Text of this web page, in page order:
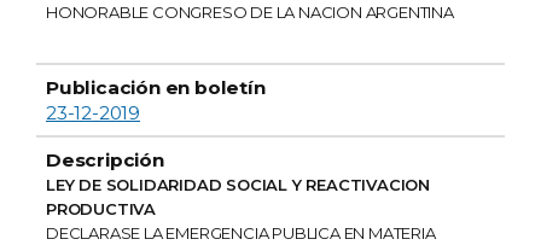
HONORABLE CONGRESO DE LA NACION ARGENTINA
23-12-2019
LEY DE SOLIDARIDAD SOCIAL Y REACTIVACION
PRODUCTIVA
DECLARASE LA EMERGENCIA PUBLICA EN MATERIA